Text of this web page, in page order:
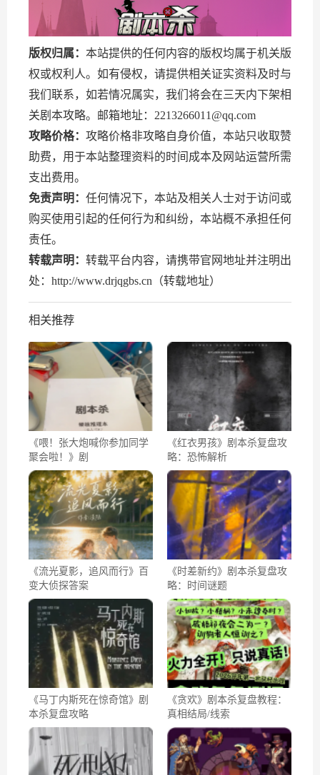
版权归属： 本站提供的任何内容的版权均属于机关版
权或权利人。如有侵权，请提供相关证实资料及时与
我们联系，如若情况属实，我们将会在三天内下架相
关剧本攻略。邮箱地址：2213266011@qq.com
攻略价格： 攻略价格非攻略自身价值，本站只收取赞
助费，用于本站整理资料的时间成本及网站运营所需
支出费用。
免责声明： 任何情况下，本站及相关人士对于访问或
购买使用引起的任何行为和纠纷，本站概不承担任何
责任。
转载声明： 转载平台内容，请携带官网地址并注明出
处：http://www.drjqgbs.cn（转载地址）
相关推荐
《喂！张大炮喊你参加同学
聚会啦！》剧
《红衣男孩》剧本杀复盘攻
略：恐怖解析
《流光夏影，追风而行》百
变大侦探答案
《时差新约》剧本杀复盘攻
略：时间谜题
《马丁内斯死在惊奇馆》剧
本杀复盘攻略
《贪欢》剧本杀复盘教程：
真相结局/线索